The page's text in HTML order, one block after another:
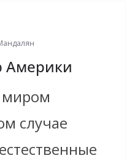
Америки
случае